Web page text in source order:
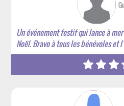
Un événement festif qui lance à
Noël. Bravo à tous les bénévoles et